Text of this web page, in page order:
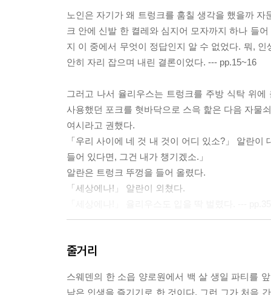
노인은 자기가 왜 트렁크를 훔칠 생각을 했을까
크 안에 신발 한 켤레와 심지어 모자까지 하나 들
지 이 중에서 무엇이 정답인지 알 수 없었다. 뭐,
안히 자리 잡으며 내린 결론이었다. --- pp.15~16
그러고 나서 율리우스는 트렁크를 주방 식탁 위
사용했던 포크를 혓바닥으로 스윽 핥은 다음 자물
여시라고 권했다.
「우리 사이에 네 것 내 것이 어디 있소?」 알란
들어 있다면, 그건 내가 챙기겠소.」
알란은 트렁크 뚜껑을 들어 올렸다.
「세상에나!」 알란이 외쳤다.
거의 무아지경 상태에서 미합중국 대통령에게 자
게 전화를 거는 데 필요한 시간이었다.
줄거리
스웨덴의 한 소읍 양로원에서 백 살 생일 파티를
남은 인생을 즐기기로 한 것이다. 그런 그가 처음